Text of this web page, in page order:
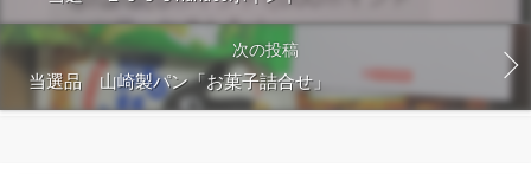
次の投稿
当選品 山崎製パン「お菓子詰合せ」